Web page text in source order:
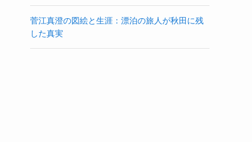
菅江真澄の図絵と生涯：漂泊の旅人が秋田に残
した真実